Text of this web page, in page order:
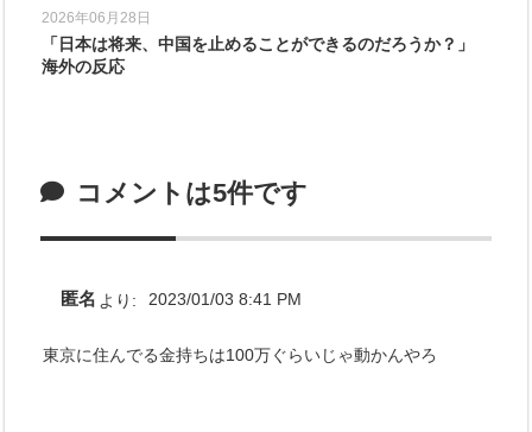
2026年06月28日
「日本は将来、中国を止めることができるのだろうか？」
海外の反応
コメントは5件です
匿名 より: 2023/01/03 8:41 PM
東京に住んでる金持ちは100万ぐらいじゃ動かんやろ